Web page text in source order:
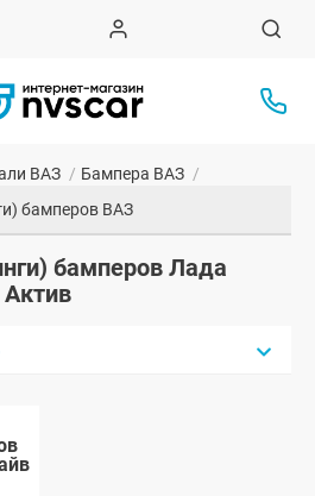
ВАЗ / Бампера ВАЗ /
бамперов ВАЗ
бамперов Лада